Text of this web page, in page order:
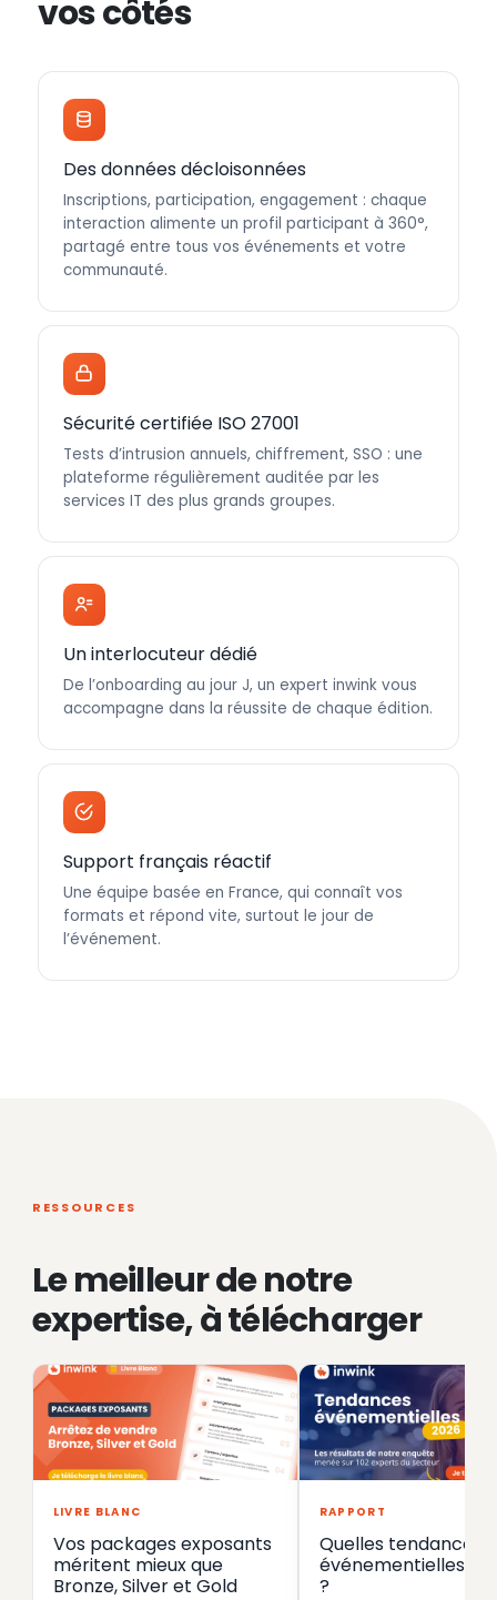
vos côtés
Des données décloisonnées
Inscriptions, participation, engagement : chaque
interaction alimente un profil participant à 360°,
partagé entre tous vos événements et votre
communauté.
Sécurité certifiée ISO 27001
Tests d’intrusion annuels, chiffrement, SSO : une
plateforme régulièrement auditée par les
services IT des plus grands groupes.
Un interlocuteur dédié
De l’onboarding au jour J, un expert inwink vous
accompagne dans la réussite de chaque édition.
Support français réactif
Une équipe basée en France, qui connaît vos
formats et répond vite, surtout le jour de
l’événement.
RESSOURCES
Le meilleur de notre
expertise, à télécharger
LIVRE BLANC
Vos packages exposants
méritent mieux que
Bronze, Silver et Gold
RAPPORT
Quelles tendances
événementielles en
?